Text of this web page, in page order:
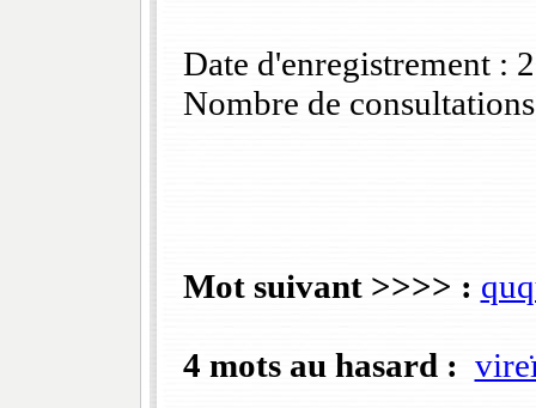
Date d'enregistrement :
Nombre de
Mot suivant >>>> :
4 mots au hasard :